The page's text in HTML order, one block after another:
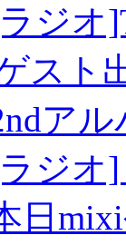
ジオ
スト
ア
ジオ
日